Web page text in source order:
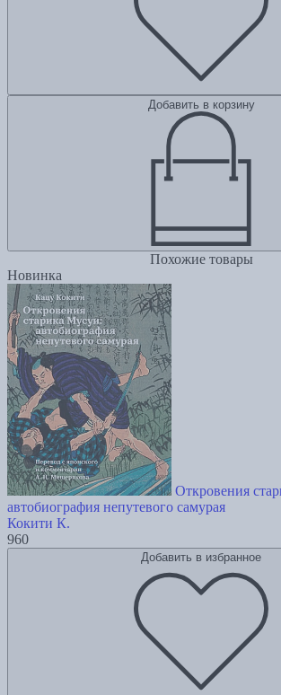
Добавить в корзину
Похожие товары
Новинка
Откровения
автобиография непутевого самурая
Кокити К.
960
Добавить в избранное